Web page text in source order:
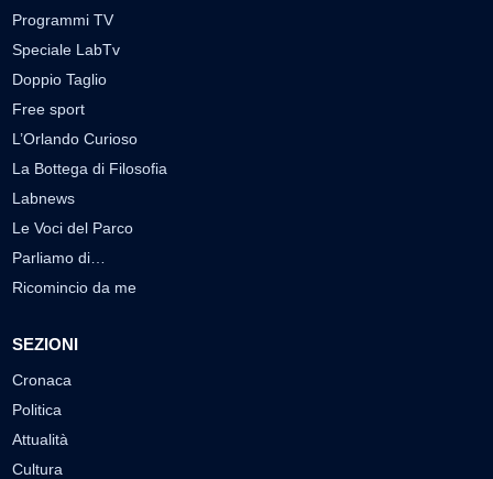
Programmi TV
Speciale LabTv
Doppio Taglio
Free sport
L’Orlando Curioso
La Bottega di Filosofia
Labnews
Le Voci del Parco
Parliamo di…
Ricomincio da me
SEZIONI
Cronaca
Politica
Attualità
Cultura